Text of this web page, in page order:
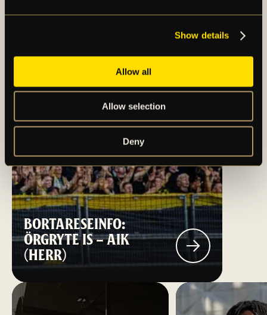
Show details
Allow all
Allow selection
Deny
FLER NYHETER
BORTARESEINFO:
ÖRGRYTE IS – AIK
(HERR)